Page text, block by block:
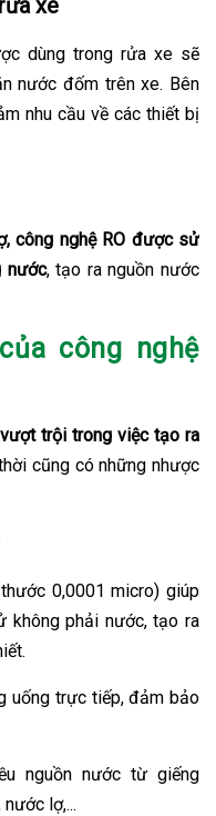
dùng trong rửa xe sẽ
nước đốm trên xe. Bên
nhu cầu về các thiết bị
công nghệ RO được sử
nước, tạo ra nguồn nước
công nghệ
trội trong việc tạo ra
cũng có những nhược
0,0001 micro) giúp
không phải nước, tạo ra
uống trực tiếp, đảm bảo
nguồn nước từ giếng
lợ,...